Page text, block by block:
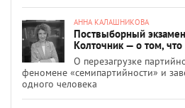
АННА КАЛАШНИКОВА
Поствыборный
Колточник — о том,
О перезагрузке
феномене «семипартийности» и
одного человека